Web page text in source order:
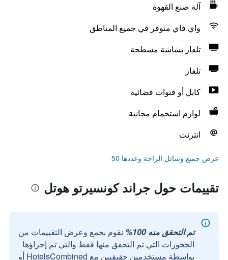
آلة صنع القهوة
واي فاي متوفر في جميع المناطق
تلفاز بشاشة مسطحة
تلفاز
كابل أو قنوات فضائية
لوازم استحمام مجانية
انترنت
عرض جميع وسائل الراحة وعددها 50
تقييمات حول جراند كونسيرتو هوتل
تم التحقق منه 100%
نقوم بجمع وعرض التقييمات من
الحجوزات التي تم التحقق منها فقط والتي تم إجراؤها
بواسطة مستخدمين حقيقيين مع HotelsCombined أو